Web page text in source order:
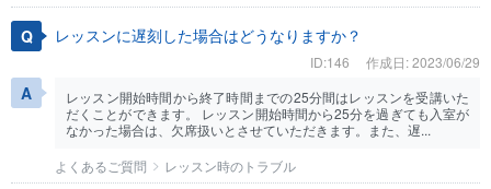
レッスンに遅刻した場合はどうなりますか？
ID:146
作成日: 2023/06/29
レッスン開始時間から終了時間までの25分間はレッスンを受講いた
だくことができます。 レッスン開始時間から25分を過ぎても入室が
なかった場合は、欠席扱いとさせていただきます。また、遅...
よくあるご質問
レッスン時のトラブル